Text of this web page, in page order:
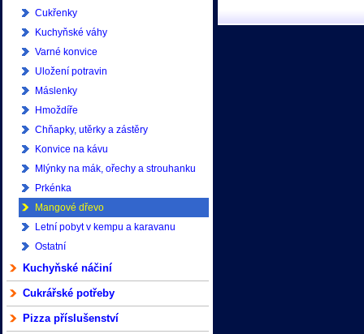
Cukřenky
Kuchyňské váhy
Varné konvice
Uložení potravin
Máslenky
Hmoždíře
Chňapky, utěrky a zástěry
Konvice na kávu
Mlýnky na mák, ořechy a strouhanku
Prkénka
Mangové dřevo
Letní pobyt v kempu a karavanu
Ostatní
Kuchyňské náčiní
Cukrářské potřeby
Pizza příslušenství